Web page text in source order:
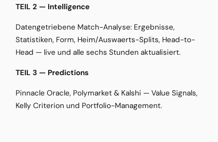
TEIL 2 — Intelligence
Datengetriebene Match-Analyse: Ergebnisse,
Statistiken, Form, Heim/Auswaerts-Splits, Head-to-
Head — live und alle sechs Stunden aktualisiert.
TEIL 3 — Predictions
Pinnacle Oracle, Polymarket & Kalshi — Value Signals,
Kelly Criterion und Portfolio-Management.